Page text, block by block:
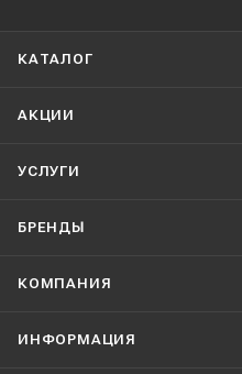
КАТАЛОГ
АКЦИИ
УСЛУГИ
БРЕНДЫ
КОМПАНИЯ
ИНФОРМАЦИЯ